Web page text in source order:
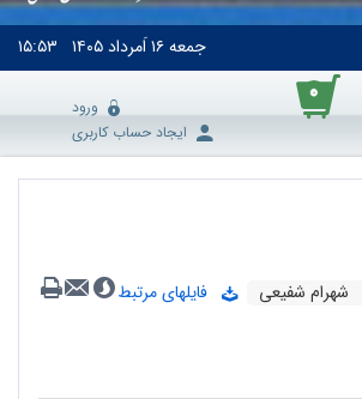
جمعه۱۶ اَمرداد ۱۴۰۵ ۱۵:۵۳
۰
ورود
ایجاد حساب کاربری
شهرام شفیعی
فایلهای مرتبط